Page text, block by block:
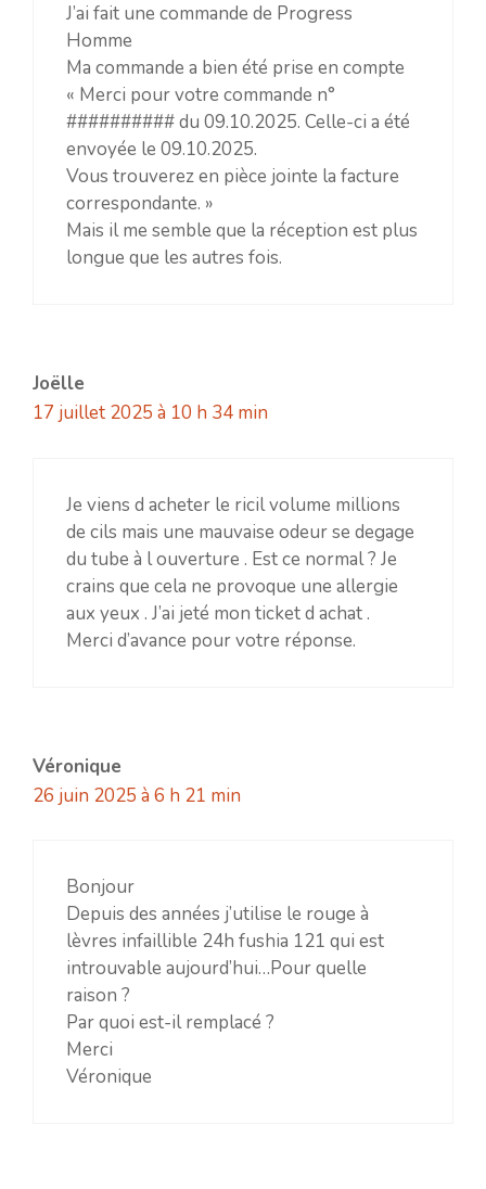
J’ai fait une commande de Progress
Homme
Ma commande a bien été prise en compte
« Merci pour votre commande n°
########## du 09.10.2025. Celle-ci a été
envoyée le 09.10.2025.
Vous trouverez en pièce jointe la facture
correspondante. »
Mais il me semble que la réception est plus
longue que les autres fois.
Joëlle
17 juillet 2025 à 10 h 34 min
Je viens d acheter le ricil volume millions
de cils mais une mauvaise odeur se degage
du tube à l ouverture . Est ce normal ? Je
crains que cela ne provoque une allergie
aux yeux . J’ai jeté mon ticket d achat .
Merci d’avance pour votre réponse.
Véronique
26 juin 2025 à 6 h 21 min
Bonjour
Depuis des années j’utilise le rouge à
lèvres infaillible 24h fushia 121 qui est
introuvable aujourd’hui…Pour quelle
raison ?
Par quoi est-il remplacé ?
Merci
Véronique